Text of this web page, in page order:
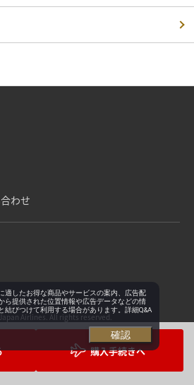
購入手続きへ
わせ
Airlines. All rights reserved.
適したお得な商品やサービスの案内、広告配
ら提供された位置情報や広告データなどの情
結びつけて利用する場合があります。詳細Q&A
確認